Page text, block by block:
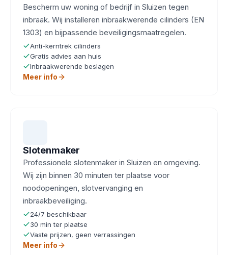
Bescherm uw woning of bedrijf in Sluizen tegen
inbraak. Wij installeren inbraakwerende cilinders (EN
1303) en bijpassende beveiligingsmaatregelen.
Anti-kerntrek cilinders
Gratis advies aan huis
Inbraakwerende beslagen
Meer info
Slotenmaker
Professionele slotenmaker in Sluizen en omgeving.
Wij zijn binnen 30 minuten ter plaatse voor
noodopeningen, slotvervanging en
inbraakbeveiliging.
24/7 beschikbaar
30 min ter plaatse
Vaste prijzen, geen verrassingen
Meer info